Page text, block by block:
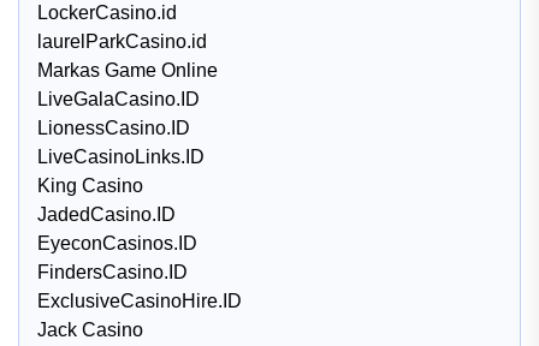
LockerCasino.id
laurelParkCasino.id
Markas Game Online
LiveGalaCasino.ID
LionessCasino.ID
LiveCasinoLinks.ID
King Casino
JadedCasino.ID
EyeconCasinos.ID
FindersCasino.ID
ExclusiveCasinoHire.ID
Jack Casino